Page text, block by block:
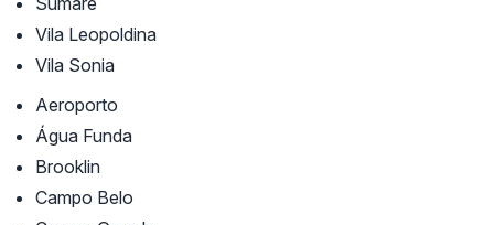
Vila Leopoldina
Vila Sonia
Aeroporto
Água Funda
Brooklin
Campo Belo